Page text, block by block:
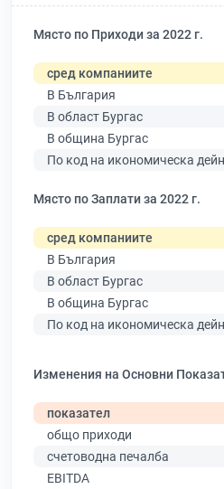
Място по Приходи за 2022 г.
сред компаниите
В България
В област Бургас
В община Бургас
По код на икономическа
Място по Заплати за 2022 г.
сред компаниите
В България
В област Бургас
В община Бургас
По код на икономическа
Изменения на Основни
показател
общо приходи
счетоводна печалба
EBITDA